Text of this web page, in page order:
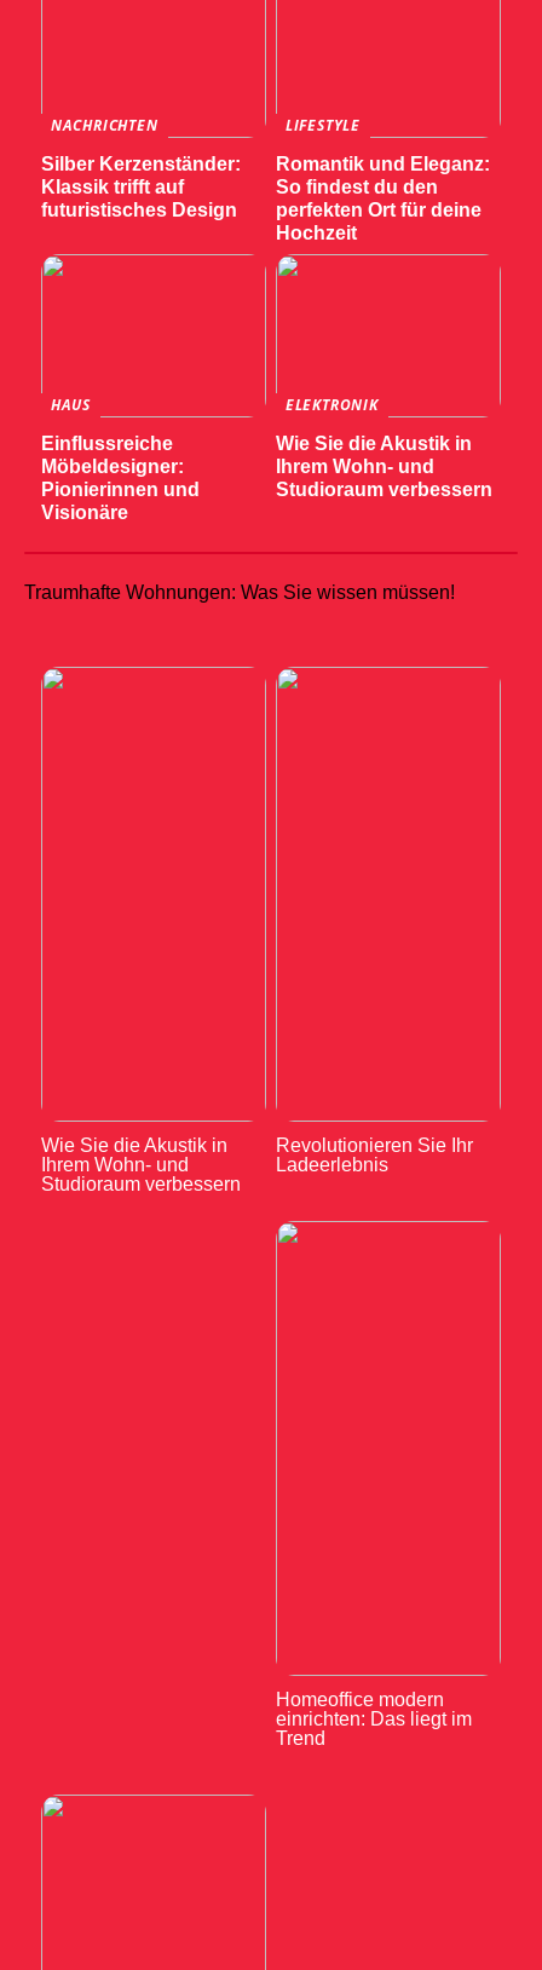
NACHRICHTEN
Silber Kerzenständer:
Klassik trifft auf
futuristisches Design
LIFESTYLE
Romantik und Eleganz:
So findest du den
perfekten Ort für deine
Hochzeit
HAUS
Einflussreiche
Möbeldesigner:
Pionierinnen und
Visionäre
ELEKTRONIK
Wie Sie die Akustik in
Ihrem Wohn- und
Studioraum verbessern
Traumhafte Wohnungen: Was Sie wissen müssen!
Wie Sie die Akustik in
Ihrem Wohn- und
Studioraum verbessern
Revolutionieren Sie Ihr
Ladeerlebnis
Homeoffice modern
einrichten: Das liegt im
Trend